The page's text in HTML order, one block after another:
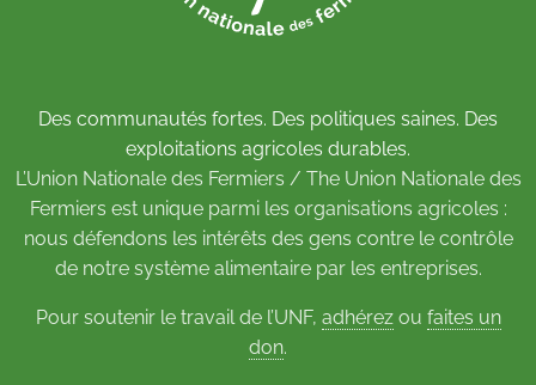
Des communautés fortes. Des politiques saines. Des
exploitations agricoles durables.
L’Union Nationale des Fermiers / The Union Nationale des
Fermiers est unique parmi les organisations agricoles :
nous défendons les intérêts des gens contre le contrôle
de notre système alimentaire par les entreprises.
Pour soutenir le travail de l’UNF, adhérezou faites un
don.